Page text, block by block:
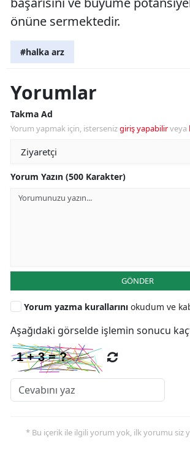
önüne sermektedir.
#halka arz
Yorumlar
Takma Ad
Yorum yapmak için, istersenizgiriş yapabilirveya
Yorum Yazın (500 Karakter)
GÖNDER
Yorum yazma kurallarını okudum ve
Aşağıdaki görselde işlemin sonucu
* Bu içerik ile ilgili yorum yok, ilk yorumu siz